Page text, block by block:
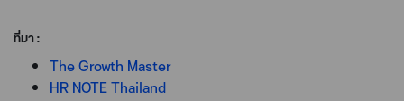
ที่มา :
The Growth Master
HR NOTE Thailand